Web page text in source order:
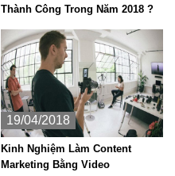
Thành Công Trong Năm 2018 ?
19/04/2018
Kinh Nghiệm Làm Content
Marketing Bằng Video